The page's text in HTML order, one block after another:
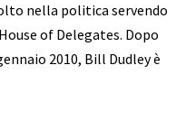
nella politica servendo
of Delegates. Dopo
2010, Bill Dudley è